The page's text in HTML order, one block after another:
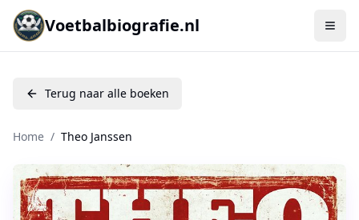
Voetbalbiografie.nl
Terug naar alle boeken
Home / Theo Janssen